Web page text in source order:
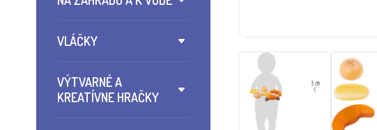
VLÁČKY
VÝTVARNÉ A
KREATÍVNE HRAČKY